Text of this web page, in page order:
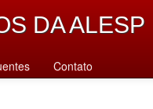
DA ALESP
Contato